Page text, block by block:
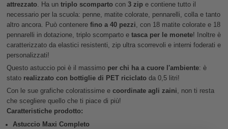
attrezzato. Ha un triplo scompartocon 3 zipe contiene tutto il
necessario per la scuola: penne, matite colorate, pennarelli, colla e tanto
altro ancora. Può contenere fino a 40 pezzi , con 18 matite colorate e 18
pennarelli in dotazione, triplo scomparto e tasca per le monete! Inoltre è
caratterizzato da elastici resistenti, zip ultra scorrevoli e interni foderati e
personalizzati!
Questo astuccio poi è il massimo per chi ha a cuore l'ambiente: è
stato realizzato con bottiglie di PET riciclato da 0,5 litri!
Con le sue grafiche coloratissime e coordinate agli zaini, non ti resta
che scegliere quello che ti piace di più!
Caratteristiche prodotto:
Astuccio Maxi Completo